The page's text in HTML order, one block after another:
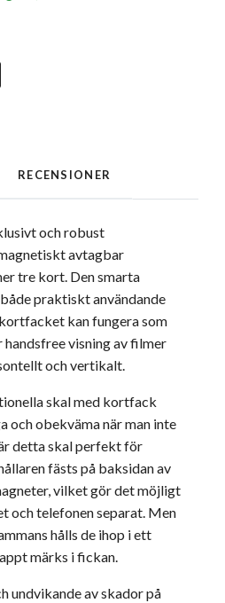
RECENSIONER
och robust
avtagbar
tre kort. Den smarta
praktiskt användande
kan fungera som
visning av filmer
och vertikalt.
skal med kortfack
och obekväma när man inte
detta skal perfekt för
fästs på baksidan av
vilket gör det möjligt
och telefonen separat. Men
hålls de ihop i ett
märks i fickan.
undvikande av skador på